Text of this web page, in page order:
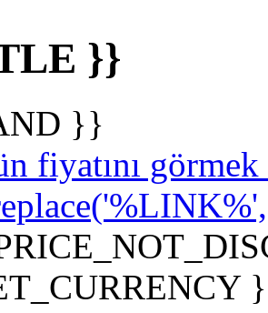
}}
}}
fiyatını